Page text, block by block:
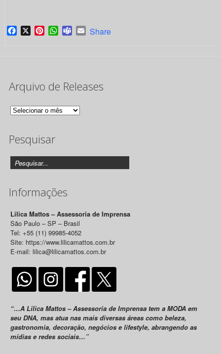
Facebook
X PinterestWhatsApp
TeamsEmail
Share
Arquivo de Releases
Arquivo
Releases
Pesquisar
Informações
Lilica Mattos – Assessoria de Imprensa
São Paulo – SP – Brasil
Tel: +55 (11) 99985-4052
Site: https://www.lilicamattos.com.br
E-mail: lilica@lilicamattos.com.br
“…A Lilica Mattos – Assessoria de Imprensa tem a MODA em
seu DNA, mas atua nas mais diversas áreas como beleza,
gastronomia, decoração, negócios e lifestyle, abrangendo as
mídias e redes sociais…”